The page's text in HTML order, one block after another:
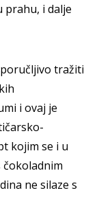
i dalje
tražiti
i ovaj je
kojim se i u
ne silaze s